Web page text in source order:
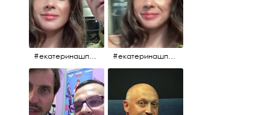
#екатеринашпица #шпица @ekaterinashpitsa #екатеринашпица #шпица @ekaterinashpitsa